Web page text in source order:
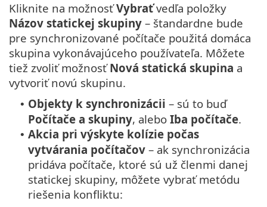
Kliknite na možnosťVybraťvedľa položky
Názov statickej skupiny – štandardne bude
pre synchronizované počítače použitá domáca
skupina vykonávajúceho používateľa. Môžete
tiež zvoliť možnosťNová statická skupina a
vytvoriť novú skupinu.
• Objekty k synchronizácii – sú to buď
Počítače a skupiny, alebo Iba počítače.
• Akcia pri výskyte kolízie počas
vytvárania počítačov – ak synchronizácia
pridáva počítače, ktoré sú už členmi danej
statickej skupiny, môžete vybrať metódu
riešenia konfliktu: